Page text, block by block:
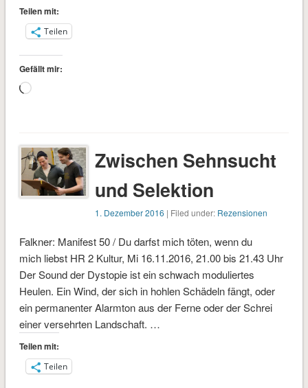
Teilen mit:
Teilen
Gefällt mir:
Wird
Zwischen Sehnsucht
und Selektion
1. Dezember 2016 | Filed under: Rezensionen
Falkner: Manifest 50 / Du darfst mich töten, wenn du
mich liebst HR 2 Kultur, Mi 16.11.2016, 21.00 bis 21.43 Uhr
Der Sound der Dystopie ist ein schwach moduliertes
Heulen. Ein Wind, der sich in hohlen Schädeln fängt, oder
ein permanenter Alarmton aus der Ferne oder der Schrei
einer versehrten Landschaft. …
Teilen mit:
Teilen